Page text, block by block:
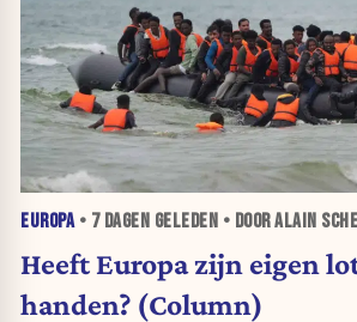
EUROPA• 7 DAGEN GELEDEN • DOOR ALAIN
Heeft Europa zijn eigen
handen? (Column)